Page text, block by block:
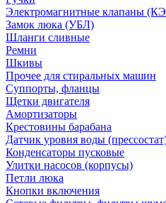
Электромагнитные клапаны
Замок люка (УБЛ)
Шланги сливные
Ремни
Шкивы
Прочее для стиральных машин
Суппорты, фланцы
Щетки двигателя
Амортизаторы
Крестовины барабана
Датчик уровня воды
Конденсаторы пусковые
Улитки насосов (корпусы)
Петли люка
Кнопки включения